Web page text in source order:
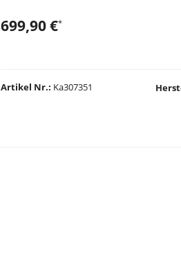
Artikel Nr. Ka307351
699,90 €*